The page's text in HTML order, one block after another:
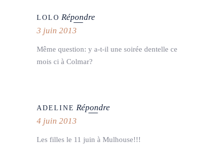
LOLO Répondre
3 juin 2013
Même question: y a-t-il une soirée dentelle ce
mois ci à Colmar?
ADELINE Répondre
4 juin 2013
Les filles le 11 juin à Mulhouse!!!